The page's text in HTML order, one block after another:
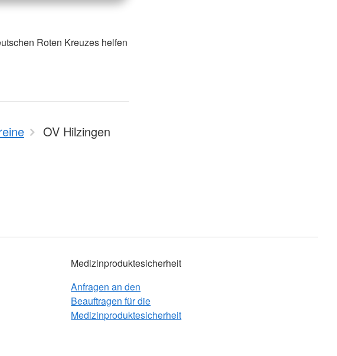
Roten Kreuzes helfen
OV Hilzingen
Medizinproduktesicherheit
Anfragen an den
Beauftragen für die
Medizinproduktesicherheit